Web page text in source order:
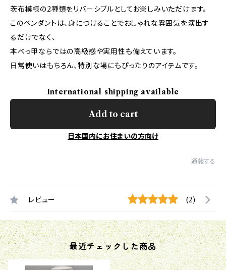
茨布模様の2種類をリバーシブルとしてお楽しみいただけます。
このペンダントは、身につけることでおしゃれな雰囲気を演出す
るだけでなく、
本べっ甲ならではの高級感や実用性も備えています。
日常使いはもちろん、特別な場にもぴったりのアイテムです。
International shipping available
Add to cart
日本国内にお住まいの方向け
通報する
レビュー (2)
最近チェックした商品